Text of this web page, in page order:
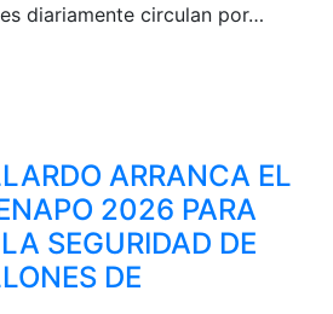
diariamente circulan por…
ARRANCA EL
2026 PARA
SEGURIDAD DE
DE